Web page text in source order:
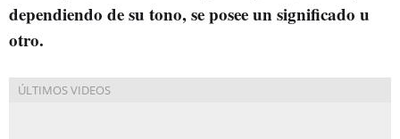
dependiendo de su tono, se posee un significado u
otro.